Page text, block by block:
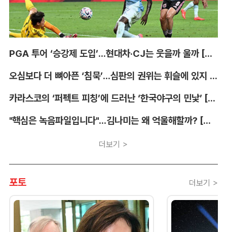
PGA 투어 ‘승강제 도입’...현대차·CJ는 웃을까 울까 [박호윤의 IN&OUT]
오심보다 더 뼈아픈 ‘침묵’...심판의 권위는 휘슬에 있지 않다 [박순규의 창]
카라스코의 ‘퍼펙트 피칭’에 드러난 ‘한국야구의 민낯’ [김대호의 야구생각]
"핵심은 녹음파일입니다"...김나미는 왜 억울해할까? [유병철의 스포츠 렉시오]
더보기 >
포토 더보기 >